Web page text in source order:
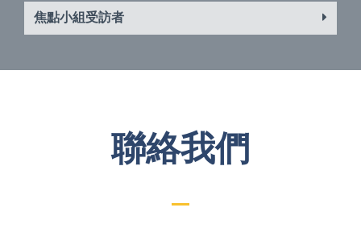
焦點小組受訪者
聯絡我們